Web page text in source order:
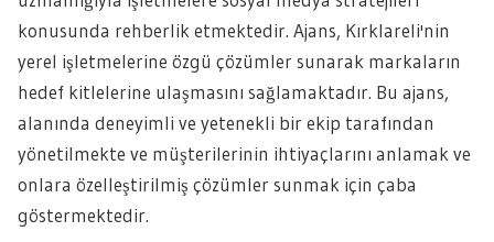
konusunda rehberlik etmektedir. Ajans, Kırklareli'nin
yerel işletmelerine özgü çözümler sunarak markaların
hedef kitlelerine ulaşmasını sağlamaktadır. Bu ajans,
alanında deneyimli ve yetenekli bir ekip tarafından
yönetilmekte ve müşterilerinin ihtiyaçlarını anlamak ve
onlara özelleştirilmiş çözümler sunmak için çaba
göstermektedir.